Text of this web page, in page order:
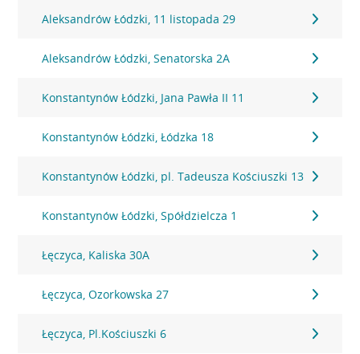
Aleksandrów Łódzki, 11 listopada 29
Aleksandrów Łódzki, Senatorska 2A
Konstantynów Łódzki, Jana Pawła II 11
Konstantynów Łódzki, Łódzka 18
Konstantynów Łódzki, pl. Tadeusza Kościuszki 13
Konstantynów Łódzki, Spółdzielcza 1
Łęczyca, Kaliska 30A
Łęczyca, Ozorkowska 27
Łęczyca, Pl.Kościuszki 6